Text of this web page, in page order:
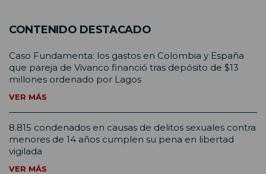
CONTENIDO DESTACADO
Caso Fundamenta: los gastos en Colombia y España
que pareja de Vivanco financió tras depósito de $13
millones ordenado por Lagos
VER MÁS
8.815 condenados en causas de delitos sexuales contra
menores de 14 años cumplen su pena en libertad
vigilada
VER MÁS